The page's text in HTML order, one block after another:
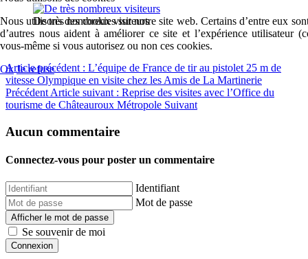
De très nombreux visiteurs
Article précédent : L’équipe de France de tir au pistolet 25 m de
vitesse Olympique en visite chez les Amis de La Martinerie
Précédent Article suivant : Reprise des visites avec l’Office du
tourisme de Châteauroux Métropole Suivant
Aucun commentaire
Connectez-vous pour poster un commentaire
Identifiant
Mot de passe
Afficher le mot de passe
Se souvenir de moi
Connexion
Nous utilisons des cookies sur notre site web. Certains d’entre eux
d’autres nous aident à améliorer ce site et l’expérience utilisateur
vous-même si vous autorisez ou non ces cookies.
Ok Je refuse